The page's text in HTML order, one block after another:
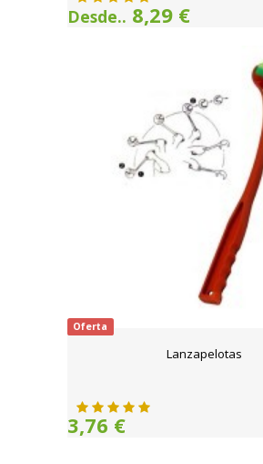
Desde.. 8,29 €
Oferta
Lanzapelotas
3,76 €